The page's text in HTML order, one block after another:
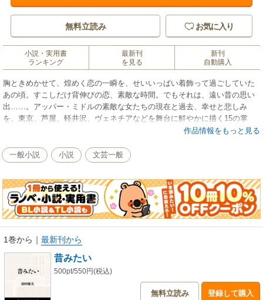
無料立読み お気に入り
小説・実用書
ランキング
最新刊
を見る
新刊
自動購入
胸ときめかせて、煌めく恋の一瞬を、せいいっぱい着飾って過ごしていた
あの頃。すこしだけ背伸びの恋、素敵な時間。でもそれは、遠い昔の思い
出……。アッパー・ミドルの素敵な女たちの現在と過去、幸せと悲しみ
を、東京、芦屋、軽井沢、ヴェネチアなどを舞台に鮮やかに描く15の掌
編。女の子と呼ぶには人生を少しだけ経験し過ぎ、女と呼ぶには、まだ早
作品情報をもっと見る
一般小説 小説 文芸一般
1巻から ｜ 最新刊から
昔みたい
500pt/550円(税込)
無料立読み 登録して購入